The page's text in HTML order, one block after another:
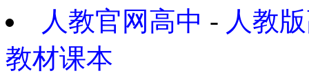
人教官网高中 - 人教
教材课本